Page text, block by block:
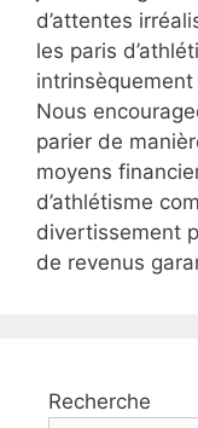
d’attentes
les paris
Nous
parier de
moyens
d’athlétisme
divertissement
de revenus
Recherche